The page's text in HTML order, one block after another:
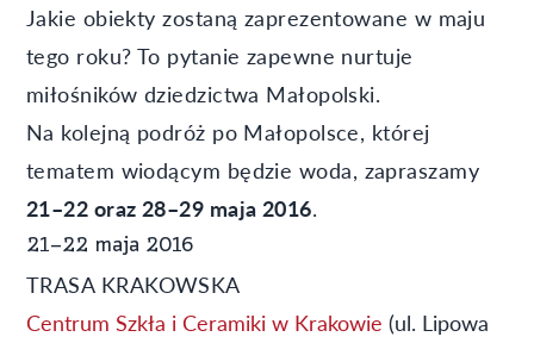
Jakie obiekty zostaną zaprezentowane w maju
tego roku? To pytanie zapewne nurtuje
miłośników dziedzictwa Małopolski.
Na kolejną podróż po Małopolsce, której
tematem wiodącym będzie woda, zapraszamy
21–22 oraz 28–29 maja 2016.
21–22 maja 2016
TRASA KRAKOWSKA
Centrum Szkła i Ceramiki w Krakowie (ul. Lipowa